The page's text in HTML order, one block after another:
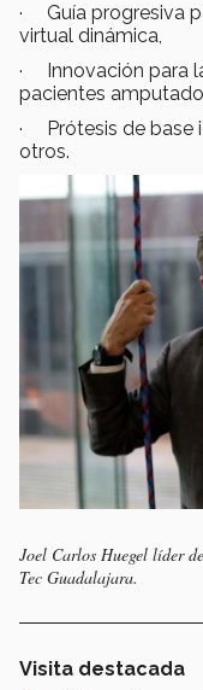
· Guía progresiva
virtual dinámica,
· Innovación para
pacientes
· Prótesis de base
otros.
Joel Carlos Huegel líder
Tec Guadalajara.
Visita destacada